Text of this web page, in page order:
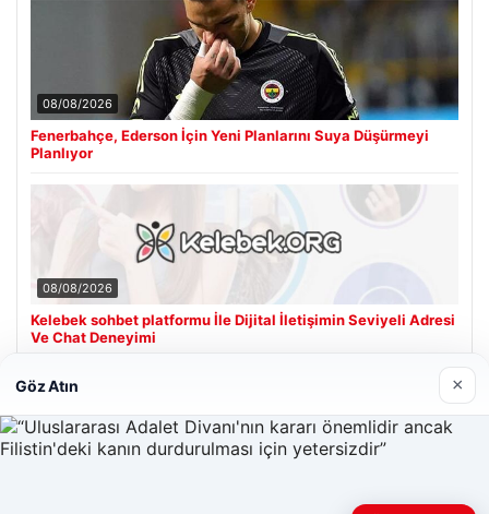
08/08/2026
Fenerbahçe, Ederson İçin Yeni Planlarını Suya Düşürmeyi
Planlıyor
08/08/2026
Kelebek sohbet platformu İle Dijital İletişimin Seviyeli Adresi
Ve Chat Deneyimi
Son Eklenen Firmalar
Göz Atın ×